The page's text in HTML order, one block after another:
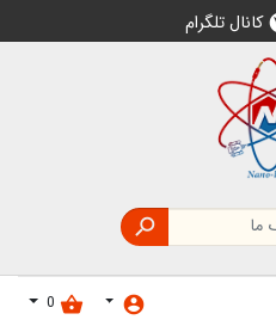
کانال تلگرام

account_circle
shopping_basket
0